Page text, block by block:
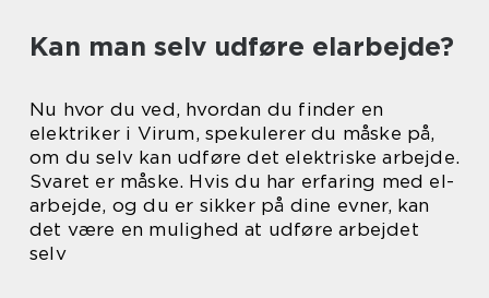
Kan man selv udføre elarbejde?
Nu hvor du ved, hvordan du finder en
elektriker i Virum, spekulerer du måske på,
om du selv kan udføre det elektriske arbejde.
Svaret er måske. Hvis du har erfaring med el-
arbejde, og du er sikker på dine evner, kan
det være en mulighed at udføre arbejdet
selv